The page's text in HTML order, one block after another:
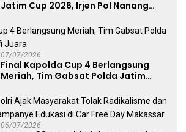
Jatim Cup 2026, Irjen Pol Nanang
Penggunaan Senjata Api
07/07/2026
Final Kapolda Cup 4 Berlangsung
Meriah, Tim Gabsat Polda Jatim
06/07/2026